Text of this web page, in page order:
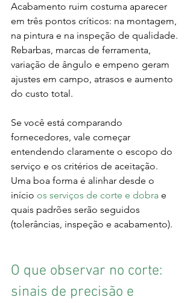
Acabamento ruim costuma aparecer
em três pontos críticos: na montagem,
na pintura e na inspeção de qualidade.
Rebarbas, marcas de ferramenta,
variação de ângulo e empeno geram
ajustes em campo, atrasos e aumento
do custo total.
Se você está comparando
fornecedores, vale começar
entendendo claramente o escopo do
serviço e os critérios de aceitação.
Uma boa forma é alinhar desde o
início os serviços de corte e dobra e
quais padrões serão seguidos
(tolerâncias, inspeção e acabamento).
O que observar no corte:
sinais de precisão e